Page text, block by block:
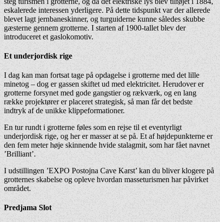
eskalerede interessen yderligere. På dette tidspunkt var der allerede
blevet lagt jernbaneskinner, og turguiderne kunne således skubbe
gæsterne gennem grotterne. I starten af 1900-tallet blev der
introduceret et gaslokomotiv.
Et underjordisk rige
I dag kan man fortsat tage på opdagelse i grotterne med det lille
minetog – dog er gassen skiftet ud med elektricitet. Herudover er
grotterne forsynet med gode gangstier og rækværk, og en lang
række projektører er placeret strategisk, så man får det bedste
indtryk af de unikke klippeformationer.
En tur rundt i grotterne føles som en rejse til et eventyrligt
underjordisk rige, og her er masser at se på. Et af højdepunkterne er
den fem meter høje skinnende hvide stalagmit, som har fået navnet
’Brilliant’.
I udstillingen ’EXPO Postojna Cave Karst’ kan du bliver klogere på
grotternes skabelse og opleve hvordan masseturismen har påvirket
området.
Predjama Slot